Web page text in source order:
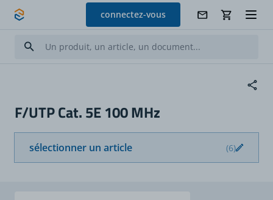
Allez au contenu
connectez-vous
F/UTP Cat. 5E 100 MHz
sélectionner un article (6)